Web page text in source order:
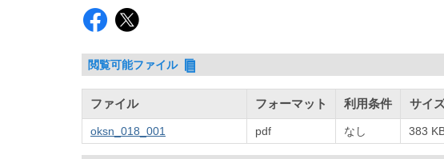
閲覧可能ファイル
ファイル フォーマット 利用条件 サイ
oksn_018_001 pdf なし 383